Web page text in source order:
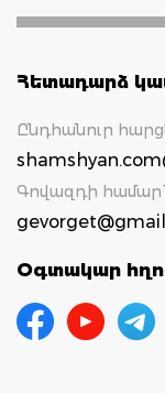
Հետադարձ
Ընդհանուր
Գովազդի համար`
Օգտակար